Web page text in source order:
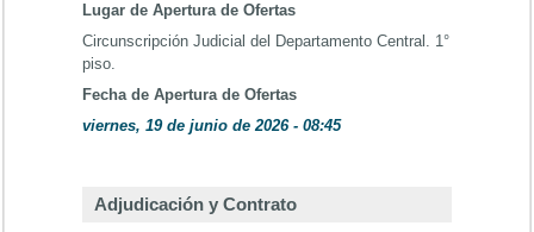
Lugar de Apertura de Ofertas
Circunscripción Judicial del Departamento Central. 1°
piso.
Fecha de Apertura de Ofertas
viernes, 19 de junio de 2026 - 08:45
Adjudicación y Contrato